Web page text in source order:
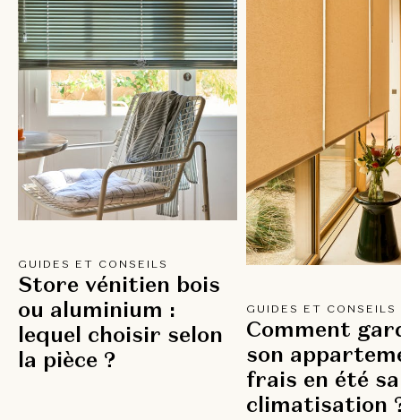
GUIDES ET CONSEILS
Store vénitien bois
ou aluminium :
lequel choisir selon
la pièce ?
GUIDES ET CONSEILS
Comment
son
frais en été
climatisation